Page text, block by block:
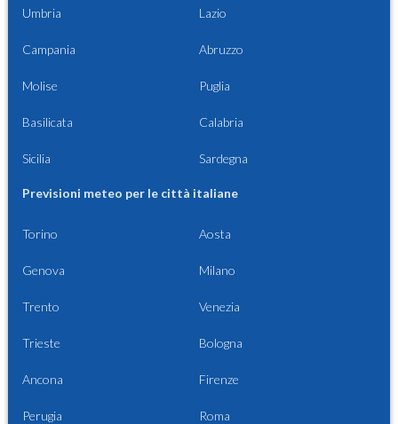
Umbria Lazio
Campania Abruzzo
Molise Puglia
Basilicata Calabria
Sicilia Sardegna
Previsioni meteo per le città italiane
Torino Aosta
Genova Milano
Trento Venezia
Trieste Bologna
Ancona Firenze
Perugia Roma